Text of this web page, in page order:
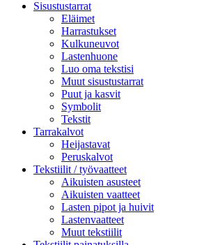
Sisustustarrat
Eläimet
Harrastukset
Kulkuneuvot
Lastenhuone
Luo oma tekstisi
Muut sisustustarrat
Puut ja kasvit
Symbolit
Tekstit
Tarrakalvot
Heijastavat
Peruskalvot
Tekstiilit / työvaatteet
Aikuisten asusteet
Aikuisten vaatteet
Lasten pipot ja huivit
Lastenvaatteet
Muut tekstiilit